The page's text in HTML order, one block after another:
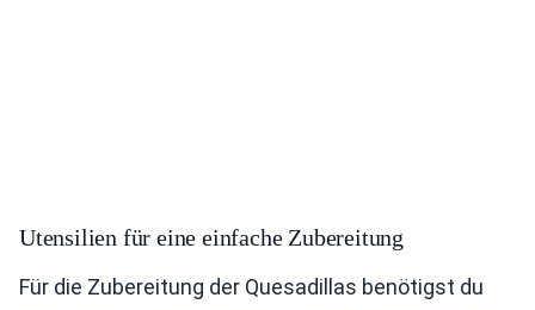
Utensilien für eine einfache Zubereitung
Für die Zubereitung der Quesadillas benötigst du